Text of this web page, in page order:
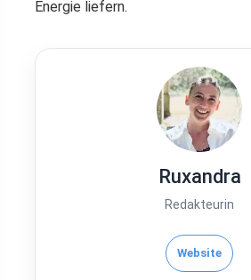
Energie liefern.
Ruxandra
Redakteurin
Website